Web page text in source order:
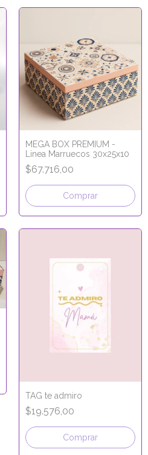
MEGA BOX PREMIUM -
Linea Marruecos 30x25x10
$67.716,00
Comprar
TAG te admiro
$19.576,00
Comprar